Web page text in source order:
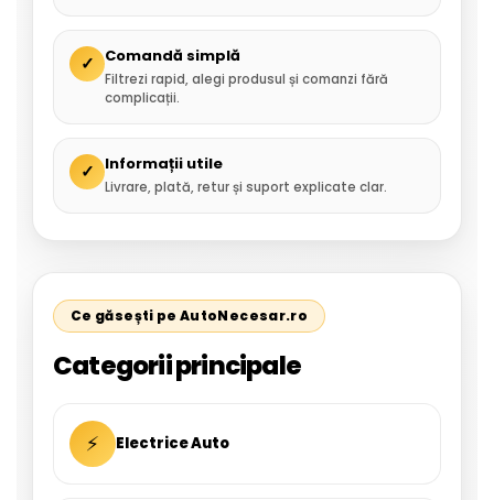
✓ Comandă simplă
Filtrezi rapid, alegi produsul și comanzi fără
complicații.
✓ Informații utile
Livrare, plată, retur și suport explicate clar.
Ce găsești pe AutoNecesar.ro
Categorii principale
⚡ Electrice Auto